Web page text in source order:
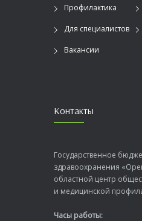
Профилактика
Для специалистов
Вакансии
Контакты
Государственное
здравоохранения
областной центр
и медицинской
Часы работы: